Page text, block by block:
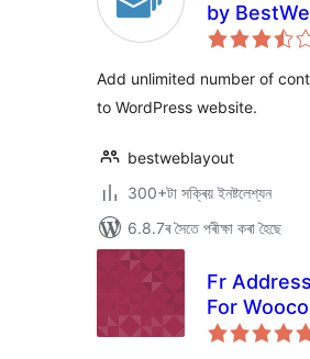
by
Multiple
Add unlimited number of
to WordPress website.
bestweblayout
300+টা সক্ৰিয় ইনষ্টলেশ্যন
6.8.7ৰ সৈতে পৰীক্ষা কৰা হৈছে
Fr
For